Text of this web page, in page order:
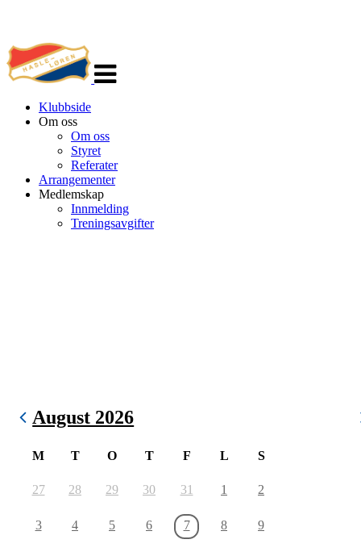
navigasjon
Klubbside
Om oss
Om oss
Styret
Referater
Arrangementer
Medlemskap
Innmelding
Treningsavgifter
August 2026
M T O T F L S
27 28 29 30 31 1 2
3 4 5 6 7 8 9